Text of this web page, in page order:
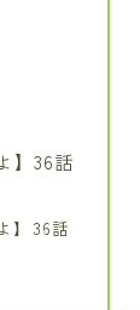
】36話
】36話